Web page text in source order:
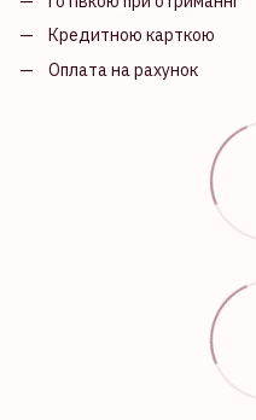
Кредитною карткою
Оплата на рахунок